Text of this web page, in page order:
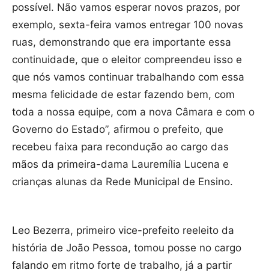
possível. Não vamos esperar novos prazos, por
exemplo, sexta-feira vamos entregar 100 novas
ruas, demonstrando que era importante essa
continuidade, que o eleitor compreendeu isso e
que nós vamos continuar trabalhando com essa
mesma felicidade de estar fazendo bem, com
toda a nossa equipe, com a nova Câmara e com o
Governo do Estado”, afirmou o prefeito, que
recebeu faixa para recondução ao cargo das
mãos da primeira-dama Lauremília Lucena e
crianças alunas da Rede Municipal de Ensino.
Leo Bezerra, primeiro vice-prefeito reeleito da
história de João Pessoa, tomou posse no cargo
falando em ritmo forte de trabalho, já a partir